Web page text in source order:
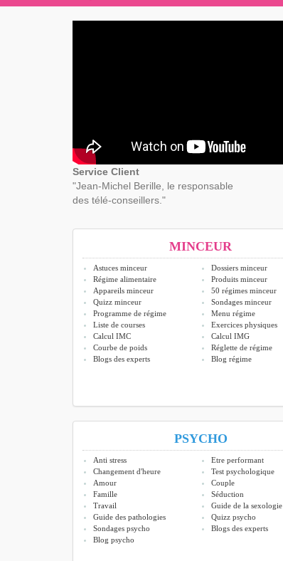
Service Client
"Jean-Michel Berille, le responsable
des télé-conseillers."
MINCEUR
Astuces minceur
Dossiers minceur
Régime alimentaire
Produits minceur
Appareils minceur
50 régimes minceur
Quizz minceur
Sondages minceur
Programme de régime
Menu régime
Liste de courses
Exercices physiques
Calcul IMC
Calcul IMG
Courbe de poids
Réglette de régime
Blogs des experts
Blog régime
PSYCHO
Anti stress
Etre performant
Changement d'heure
Test psychologique
Amour
Couple
Famille
Séduction
Travail
Guide de la sexologie
Guide des pathologies
Quizz psycho
Sondages psycho
Blogs des experts
Blog psycho